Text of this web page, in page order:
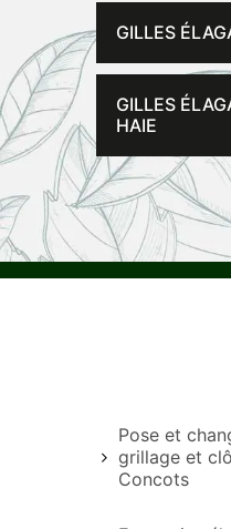
GILLES
GILLES
HAIE
Pose et
grillage et
Concots